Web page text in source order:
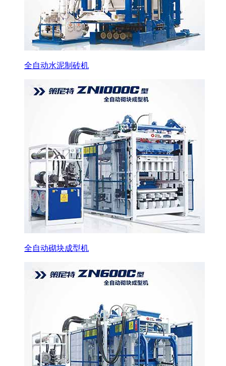
全自动水泥制砖机
全自动砌块成型机